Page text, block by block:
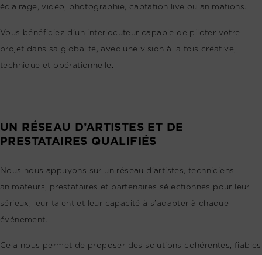
éclairage, vidéo, photographie, captation live ou animations.
Vous bénéficiez d’un interlocuteur capable de piloter votre
projet dans sa globalité, avec une vision à la fois créative,
technique et opérationnelle.
UN RÉSEAU D’ARTISTES ET DE
PRESTATAIRES QUALIFIÉS
Nous nous appuyons sur un réseau d’artistes, techniciens,
animateurs, prestataires et partenaires sélectionnés pour leur
sérieux, leur talent et leur capacité à s’adapter à chaque
événement.
Cela nous permet de proposer des solutions cohérentes, fiables